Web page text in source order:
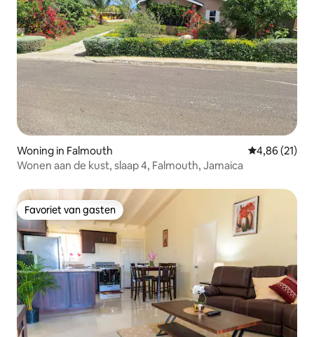
Woning in Falmouth Gemiddelde
4,86 (21)
Wonen aan de kust, slaap 4, Falmouth, Jamaica
Favoriet van gasten
Favoriet van gasten